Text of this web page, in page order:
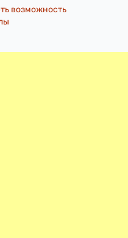
возможность